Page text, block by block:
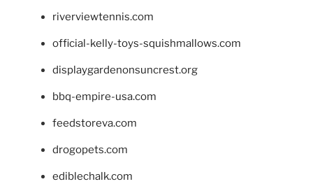
riverviewtennis.com
official-kelly-toys-squishmallows.com
displaygardenonsuncrest.org
bbq-empire-usa.com
feedstoreva.com
drogopets.com
ediblechalk.com